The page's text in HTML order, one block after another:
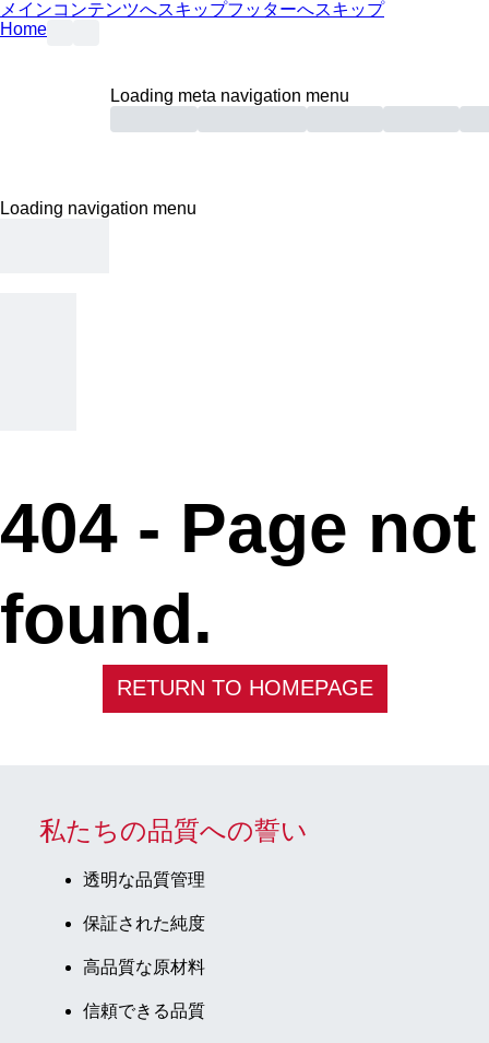
メインコンテンツへスキップフッターへスキップ
Home
Loading meta navigation menu
Loading navigation menu
404 - Page not
found.
RETURN TO HOMEPAGE
私たちの品質への誓い
透明な品質管理
保証された純度
高品質な原材料
信頼できる品質